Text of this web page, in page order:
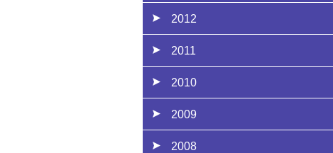
2012
2011
2010
2009
2008